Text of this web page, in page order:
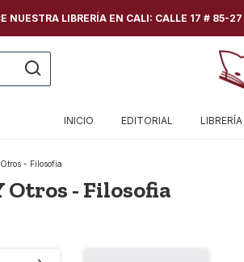
NUESTRA LIBRERÍA EN CALI: CALLE 17 # 85-
INICIO EDITORIAL LIBRERÍA
- Filosofia
Otros - Filosofia